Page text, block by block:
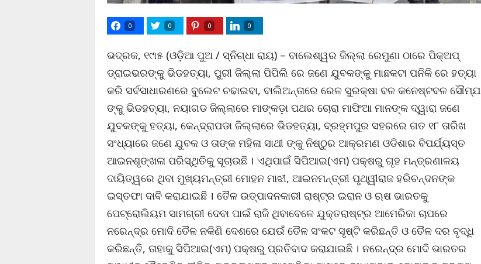
0 0 0 0
ଭଦ୍ରକ, ୧୯ା୫ (ଓଡ଼ିଆ ପୁଅ / ସ୍ନିଗ୍ଧା ରାୟ) – ବାଲେଶ୍ୱର ଜିଲ୍ଲା ରେମୁଣା ଠାରେ ପିକ୍‌ଅପ୍
ଡ୍ରାଇଭରଙ୍କୁ ଭିଡହତ୍ୟା, ପୁରୀ ଜିଲ୍ଲା ପିପିଲି ରେ ଜଣେ ଯୁବକଙ୍କୁ ମାଛକଟା ପନିକି ରେ ହତ୍ୟା
କରି ସର୍ବସାଧାରଣରେ ବୁଲେଟ ଚଢାଇବା, ବାଲିଅନ୍ତାରେ ରେଳ ସୁରକ୍ଷା ବଳ କନେଷ୍ଟବଳ ସୌମ୍‌ଯ
ଙ୍କୁ ଭିଡହତ୍ୟା, ନୟାଗଡ ଜିଲ୍ଲାରେ ମାଙ୍କଡ଼ା ପଥର ଚୋରା ମାଫିଆ ମାନଙ୍କ ଦ୍ୱାରା ଜଣେ
ଯୁବକଙ୍କୁ ହତ୍ୟା, କେନ୍ଦ୍ରାପଡା ଜିଲ୍ଲାରେ ଭିଡହତ୍ୟା, ବ୍ରହ୍ମପୁର ସହରରେ ଗତ ୧୮ ତାରିଖ
ସଂଧ୍ୟାରେ ଜଣେ ଯୁବକ ଓ ତାଙ୍କ ମହିଳା ସାଥୀ ଙ୍କୁ ନିଷ୍ଠୁର ଆକ୍ରମଣ ଓଡିଶାର ବିପର୍ଯ୍ୟସ୍ତ
ଆଇନଶୃଙ୍ଖଳା ପରିସ୍ଥିତିକୁ ସୂଚାଉଛି । ଏଥିପାଇଁ ସିପିଆଇ(ଏମ) ପକ୍ଷରୁ ଗୃହ ମନ୍ତ୍ରଣାଳୟ
ଦାୟିତ୍ୱରେ ଥିବା ମୁଖ୍ୟମନ୍ତ୍ରୀ ମୋହନ ମାଝୀ, ଆଇନମନ୍ତ୍ରୀ ପୃଥ୍ୱୀରାଜ ହରିଚନ୍ଦନଙ୍କ
ଇସ୍ତଫା ଦାବି କରାଯାଇଛି । ତୈଳ ଉତ୍ପାଦନକାରୀ ରାଷ୍ଟ୍ର ଇରାନ ଓ ଋଷ ଭାରତକୁ
ପେଟ୍ରୋଲିୟମ ସାମଗ୍ରୀ ଦେବା ପାଇଁ ରାଜି ଥିବାବେଳେ ଯୁକ୍ତରାଷ୍ଟ୍ର ଆମେରିକା ଚାପରେ
ନରେନ୍ଦ୍ର ମୋଦି ତୈଳ ନକିଣି ଦେଶରେ ଯେଉଁ ତୈଳ ସଂକଟ ସୃଷ୍ଟି କରିଛନ୍ତି ଓ ତୈଳ ଦର ବୃଦ୍ଧି
କରିଛନ୍ତି, ତାହାକୁ ସିପିଆଇ(ଏମ) ପକ୍ଷରୁ ପ୍ରତିବାଦ କରାଯାଇଛି । ନରେନ୍ଦ୍ର ମୋଦି ଭାରତର